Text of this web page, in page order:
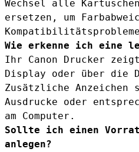
Wechsel alle
ersetzen, um
Wie erkenne ich eine
Ihr Canon Drucker
Display oder über die
Zusätzliche Anzeichen
Ausdrucke oder
am Computer.
Sollte ich einen Vorrat
anlegen?